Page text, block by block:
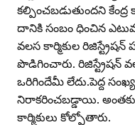
కల్పించబడుతుందని కేంద్ర
దానికి సంబం ధించిన
వలస కార్మికుల
పొడిగించారు. రిజిస్ట్రేషన్‌
ఒరిగిందేమీ లేదు.పెద్ద
నిరాకరించబడ్డాయి.
కార్మికులు కోల్పోతారు.